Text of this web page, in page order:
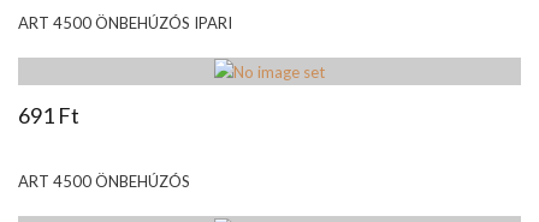
ART 4500 ÖNBEHÚZÓS IPARI
691 Ft
ART 4500 ÖNBEHÚZÓS